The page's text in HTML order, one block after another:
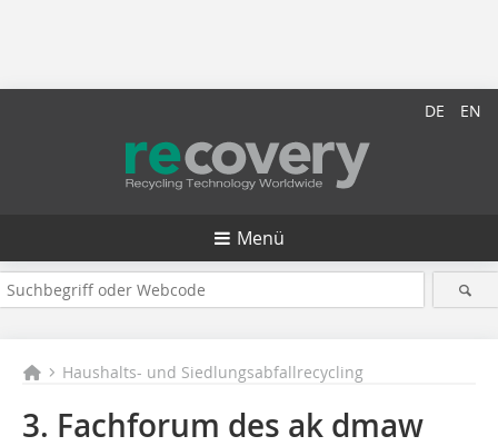
DE EN
Menü
Haushalts- und Siedlungsabfallrecycling
3. Fachforum des ak dmaw